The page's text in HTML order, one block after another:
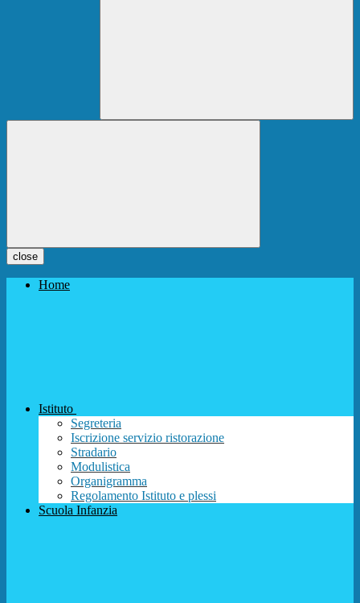
close
Home
Istituto
Segreteria
Iscrizione servizio ristorazione
Stradario
Modulistica
Organigramma
Regolamento Istituto e plessi
Scuola Infanzia